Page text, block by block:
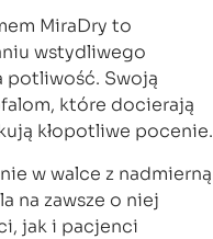
MiraDry to
wstydliwego
potliwość. Swoją
które docierają
kłopotliwe pocenie.
w walce z nadmierną
na zawsze o niej
jak i pacjenci